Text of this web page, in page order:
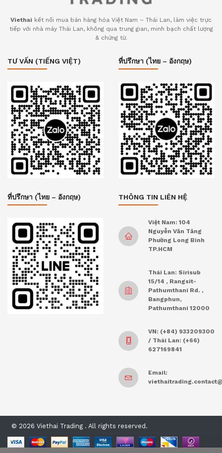
Viethai kết nối mua bán hàng hóa Việt Nam – Thái Lan, làm việc trực
tiếp với nhà máy Thái Lan, không qua trung gian, minh bạch chất lượng
& chứng từ.
TƯ VẤN (TIẾNG VIỆT) ที่ปรึกษา (ไทย – อังกฤษ)
ที่ปรึกษา (ไทย – อังกฤษ) THÔNG TIN LIÊN HỆ
Việt Nam: 104
Nguyễn Văn Tăng
Phường Long Bình
TP.HCM
Thái Lan: Sirisub
15/14 , Rangsit-
Pathumthani Rd. ,
Bangphun,
Pathumthani 12000
VN: (+84) 933209300
/ Thái Lan: (+66)
627169841
Email:
© 2026 Viethai Trading . All rights reserved.